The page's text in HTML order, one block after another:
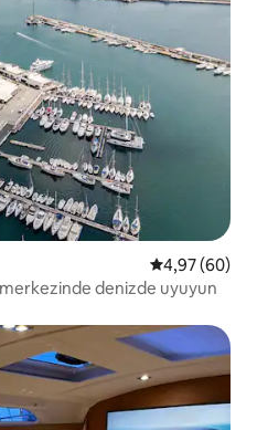
5 üzerinden
4,97 (60)
denizde uyuyun